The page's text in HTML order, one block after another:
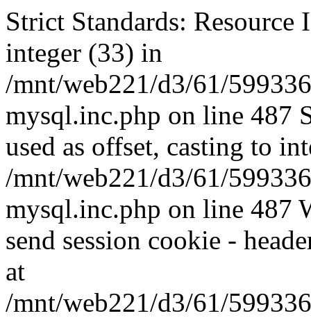
Strict Standards: Resource
integer (33) in
/mnt/web221/d3/61/
mysql.inc.php on line 487
used as offset, casting to
/mnt/web221/d3/61/
mysql.inc.php on line 487
send session cookie -
at
/mnt/web221/d3/61/